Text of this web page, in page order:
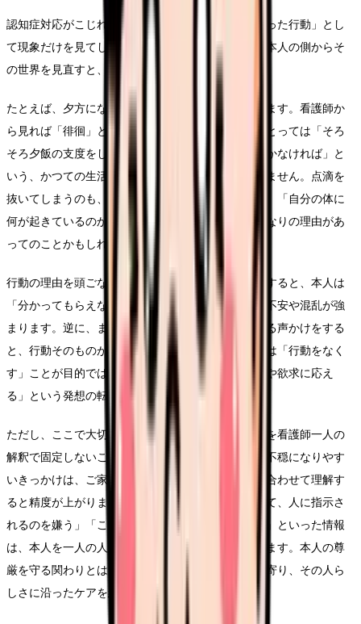
認知症対応がこじれやすいのは、看護師の側が「困った行動」とし
て現象だけを見てしまうときです。同じ場面でも、本人の側からそ
の世界を見直すと、関わりの糸口が変わってきます。
たとえば、夕方になると落ち着かず歩き回る方がいます。看護師か
ら見れば「徘徊」というリスク行動ですが、本人にとっては「そろ
そろ夕飯の支度をしなければ」「子どもを迎えに行かなければ」と
いう、かつての生活の役割に基づいた行動かもしれません。点滴を
抜いてしまうのも、「腕に刺さっている異物が不快」「自分の体に
何が起きているのか理解できず怖い」という、本人なりの理由があ
ってのことかもしれません。
行動の理由を頭ごなしに否定したり、力で止めたりすると、本人は
「分かってもらえない」「邪魔をされる」と感じ、不安や混乱が強
まります。逆に、まず気持ちを受け止め、安心できる声かけをする
と、行動そのものが落ち着くことがあります。これは「行動をなく
す」ことが目的ではなく、「行動の背景にある不安や欲求に応え
る」という発想の転換です。
ただし、ここで大切なのは、こうした見立てや対応を看護師一人の
解釈で固定しないことです。本人の生活歴や好み、不穏になりやす
いきっかけは、ご家族や多職種から得られる情報と合わせて理解す
ると精度が上がります。「この方は昔教師をしていて、人に指示さ
れるのを嫌う」「この方は孫の話で表情がやわらぐ」といった情報
は、本人を一人の人として理解する手がかりになります。本人の尊
厳を守る関わりとは、こうした情報をチームで持ち寄り、その人ら
しさに沿ったケアを組み立てることでもあります。